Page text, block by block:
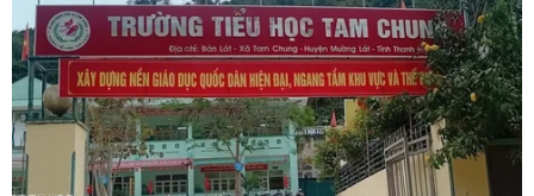
Một chuyên gia giao thông khác cho rằng công
tác giải phóng mặt bằng đang là rào cản của dự
án. Thậm chí, công trình này đã hai lần bị nhà
thầu nước ngoài đòi tiền bồi thường do tiến độ
bàn giao mặt bằng chậm, không theo đúng cam
kết trong hợp đồng.